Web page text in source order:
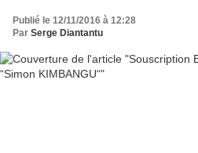
Publié le 12/11/2016 à 12:28
Par Serge Diantantu